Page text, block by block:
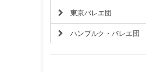
東京バレエ団
ハンブルク・バレエ団